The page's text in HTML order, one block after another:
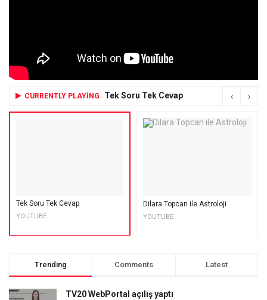
CURRENTLY PLAYING Tek Soru Tek Cevap
Tek Soru Tek Cevap
YOUTUBE
Dilara Topcan ile Astroloji
YOUTUBE
Trending Comments Latest
TV20 WebPortal açılış yaptı